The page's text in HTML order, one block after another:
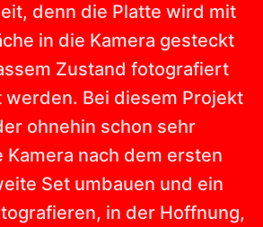
denn die Platte wird mit
in die Kamera gesteckt
Zustand fotografiert
Bei diesem Projekt
ohnehin schon sehr
Kamera nach dem ersten
Set umbauen und ein
in der Hoffnung,